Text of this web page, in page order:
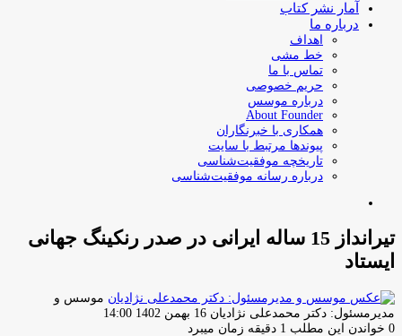
آمار نشر کتاب
درباره ما
اهداف
خط مشی
تماس با ما
حریم خصوصی
درباره موسس
About Founder
همکاری با خبرنگاران
پیوندها مرتبط با سایت
تاریخچه موفقیت‌شناسی
درباره رسانه موفقیت‌شناسی
تیرانداز 15 ساله ایرانی در صدر رنکینگ جهانی
ایستاد
موسس و
مدیرمسئول: دکتر محمدعلی نژادیان ارسال
ایمیل
16 بهمن 1402 14:00
0 خواندن این مطلب 1 دقیقه زمان میبرد